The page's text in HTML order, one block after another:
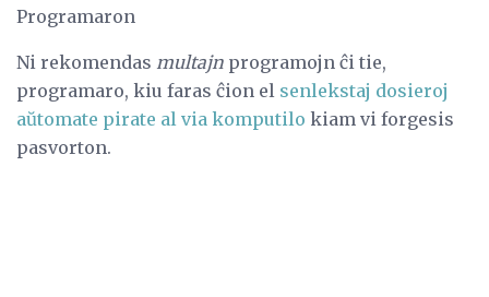
Programaron
Ni rekomendas multajn programojn ĉi tie,
programaro, kiu faras ĉion el senlekstaj dosieroj
aŭtomate pirate al via komputilo kiam vi forgesis
pasvorton.